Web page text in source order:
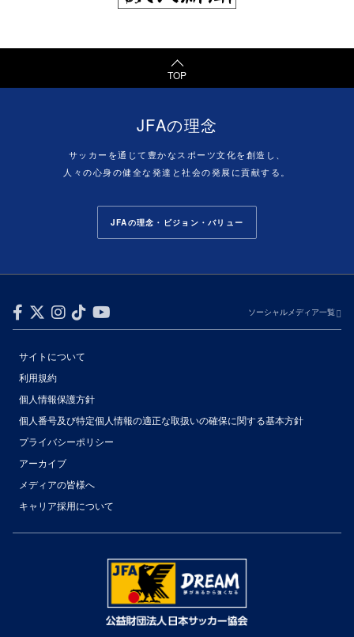
TOP
JFAの理念
サッカーを通じて豊かなスポーツ文化を創造し、
人々の心身の健全な発達と社会の発展に貢献する。
JFAの理念・ビジョン・バリュー
ソーシャルメディア一覧
サイトについて
利用規約
個人情報保護方針
個人番号及び特定個人情報の適正な取扱いの確保に関する基本方針
プライバシーポリシー
アーカイブ
メディアの皆様へ
キャリア採用について